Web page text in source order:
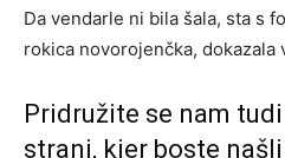
Da vendarle ni bila šala, sta s
rokica novorojenčka, dokazala
Pridružite se nam
strani, kjer boste